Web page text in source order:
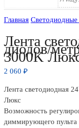
Главная
Лента
диодов/
3000K
2 060 ₽
Лента светодиодная
Люкс
Возможность
диммирующего пульта